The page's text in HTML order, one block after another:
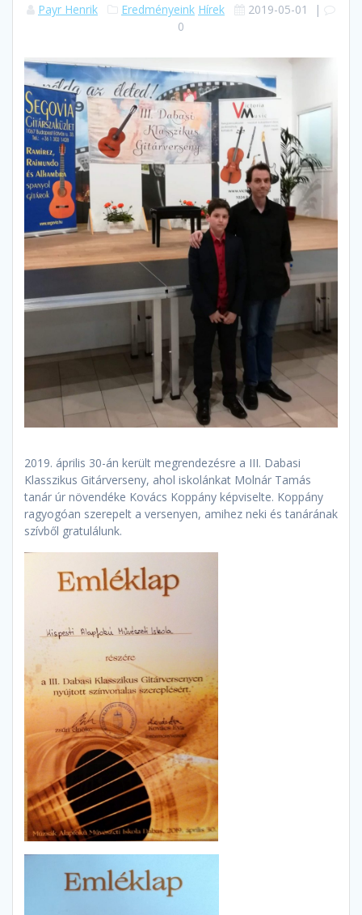
Payr Henrik Eredményeink Hírek 2019-05-01
|
0
2019. április 30-án került megrendezésre a III. Dabasi
Klasszikus Gitárverseny, ahol iskolánkat Molnár Tamás
tanár úr növendéke Kovács Koppány képviselte. Koppány
ragyogóan szerepelt a versenyen, amihez neki és tanárának
szívből gratulálunk.